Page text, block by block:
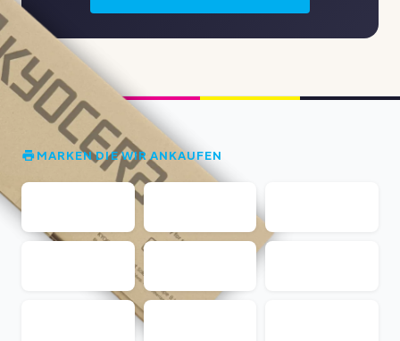
MARKEN DIE WIR ANKAUFEN